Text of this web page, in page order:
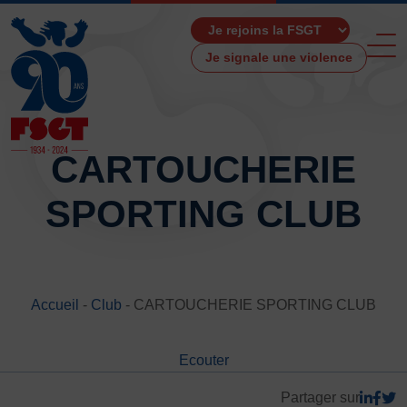
Je signale une violence
ACCUEIL
Les Boutiques F.S.G.T
CARTOUCHERIE
SPORTING CLUB
Accueil - Club - CARTOUCHERIE SPORTING CLUB
Ecouter
Partager sur